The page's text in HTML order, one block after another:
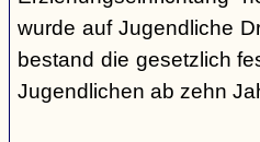
wurde auf Jugendliche
bestand die gesetzlich
Jugendlichen ab zehn